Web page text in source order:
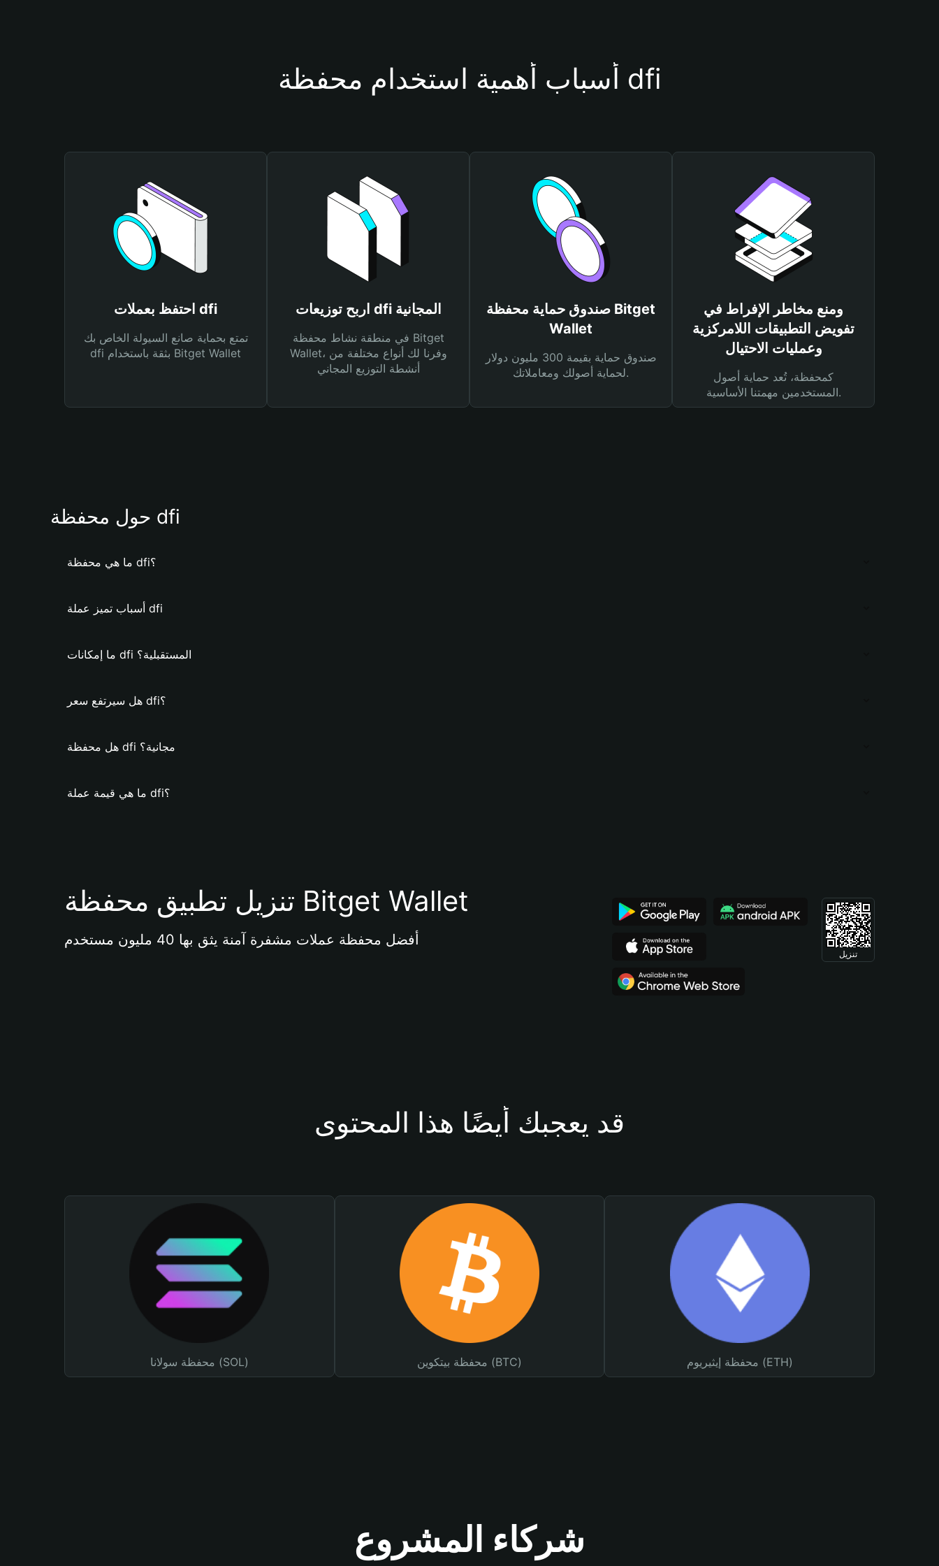
أسباب أهمية استخدام محفظة dfi
احتفظ بعملات dfi
تمتع بحماية صانع السيولة الخاص بك
dfi بثقة باستخدام Bitget Wallet
اربح توزيعات dfi المجانية
في منطقة نشاط محفظة Bitget
Wallet، وفرنا لك أنواع مختلفة من
أنشطة التوزيع المجاني
صندوق حماية محفظة Bitget
Wallet
صندوق حماية بقيمة 300 مليون دولار
لحماية أصولك ومعاملاتك.
ومنع مخاطر الإفراط في
تفويض التطبيقات اللامركزية
وعمليات الاحتيال
كمحفظة، تُعد حماية أصول
المستخدمين مهمتنا الأساسية.
حول محفظة dfi
ما هي محفظة dfi؟
أسباب تميز عملة dfi
ما إمكانات dfi المستقبلية؟
هل سيرتفع سعر dfi؟
هل محفظة dfi مجانية؟
ما هي قيمة عملة dfi؟
تنزيل تطبيق محفظة Bitget Wallet
أفضل محفظة عملات مشفرة آمنة يثق بها 40 مليون مستخدم
تنزيل
قد يعجبك أيضًا هذا المحتوى
محفظة سولانا (SOL) محفظة بيتكوين (BTC) محفظة إيثيريوم (ETH)
شركاء المشروع